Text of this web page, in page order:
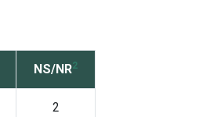
NS/NR2
2